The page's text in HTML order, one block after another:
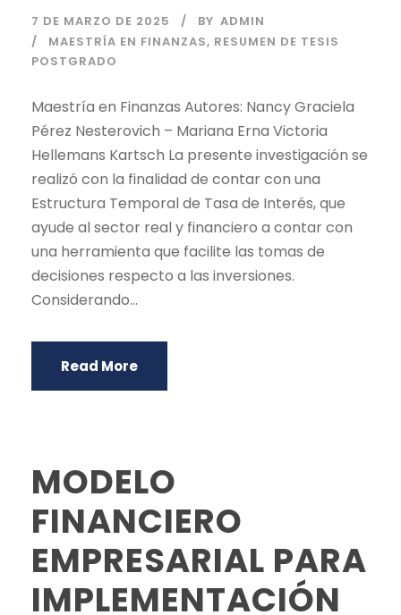
7 DE MARZO DE 2025 BY ADMIN
MAESTRÍA EN FINANZAS, RESUMEN DE TESIS
POSTGRADO
Maestría en Finanzas Autores: Nancy Graciela
Pérez Nesterovich – Mariana Erna Victoria
Hellemans Kartsch La presente investigación se
realizó con la finalidad de contar con una
Estructura Temporal de Tasa de Interés, que
ayude al sector real y financiero a contar con
una herramienta que facilite las tomas de
decisiones respecto a las inversiones.
Considerando...
Read More
MODELO
FINANCIERO
EMPRESARIAL PARA
IMPLEMENTACIÓN